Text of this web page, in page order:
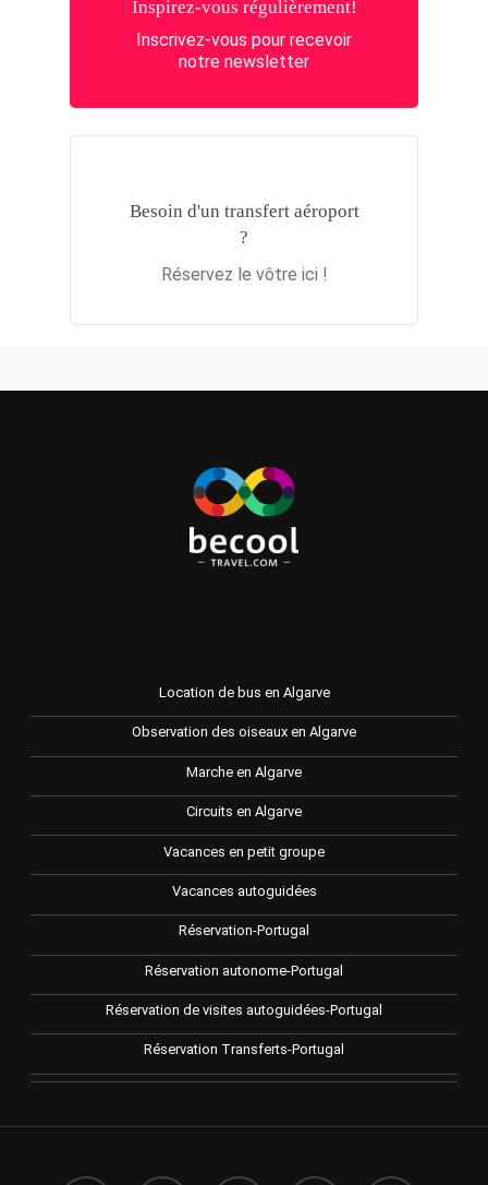
Inspirez-vous régulièrement!
Inscrivez-vous pour recevoir
notre newsletter
Besoin d'un transfert aéroport
?
Réservez le vôtre ici !
Location de bus en Algarve
Observation des oiseaux en Algarve
Marche en Algarve
Circuits en Algarve
Vacances en petit groupe
Vacances autoguidées
Réservation-Portugal
Réservation autonome-Portugal
Réservation de visites autoguidées-Portugal
Réservation Transferts-Portugal